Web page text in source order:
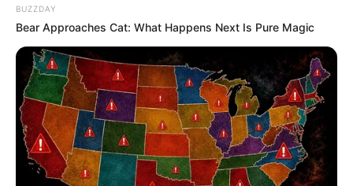
10 Potret Idol KPop
Ganteng Jadi Driver Ojol,
Bikin Cewek Mau
Bonceng
Bikin Gemas, 12 Potret
Idol KPop Pakai Seragam
SMA
BUZZDAY
Bear Approaches Cat: What Happens Next Is Pure Magic